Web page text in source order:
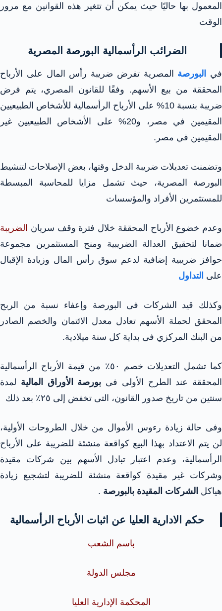
المعمول بها حاليًا حيث يمكن أن تتغير هذه القوانين مع مرور
الوقت
الضرائب الرأسمالية البورصة المصرية
في البورصة
المصرية تفرض ضريبة رأس المال على الأرباح
المحققة من بيع الأسهم. وفقًا للقانون المصري، يتم فرض
ضريبة بنسبة 10% على الأرباح الرأسمالية للأشخاص الطبيعيين
المقيمين في مصر، و20% على الأشخاص الطبيعيين غير
المقيمين في مصر.
وتضمنت تعديلات ضريبة الدخل وقتها، بعض الإصلاحات لتنشيط
البورصة المصرية، حيث تشمل مزايا للمحاسبة المبسطة
للمستثمرين الأفراد والمؤسسات
وعدم خضوع الأرباح المحققة خلال فترة وقف سريان
الضريبة
ضمانا لتحقيق العدالة الضريبية ومنح المستثمرين مجموعة
حوافز ضريبية إضافية لدعم سوق رأس المال وزيادة الإقبال
على التداول
وكذلك قيد الشركات فى البورصة وإعفاء نسبة من الربح
المحقق لحملة الأسهم تعادل معدل الائتمان والخصم الصادر
من البنك المركزي فى بداية كل سنة ميلادية.
كما تشمل التعديلات خصم ٥٠٪ من قيمة الأرباح الرأسمالية
المحققة عند الطرح الأولى فى بورصة الأوراق المالية لمدة
سنتين من تاريخ صدور القانون، التى تخفض إلى ٢٥٪ بعد ذلك
وفى حالة زيادة رءوس الأموال من خلال الطروحات الأولية،
لن يتم الاعتداد بهذا البيع كواقعة منشئة للضريبة على الأرباح
الرأسمالية، وعدم اعتبار تبادل الأسهم بين شركات مقيدة
وشركات غير مقيدة كواقعة منشئة للضريبة لتشجيع زيادة
هياكل الشركات المقيدة بالبورصة .
حكم الادارية العليا عن اثبات الأرباح الرأسمالية
باسم الشعب
مجلس الدولة
المحكمة الإدارية العليا